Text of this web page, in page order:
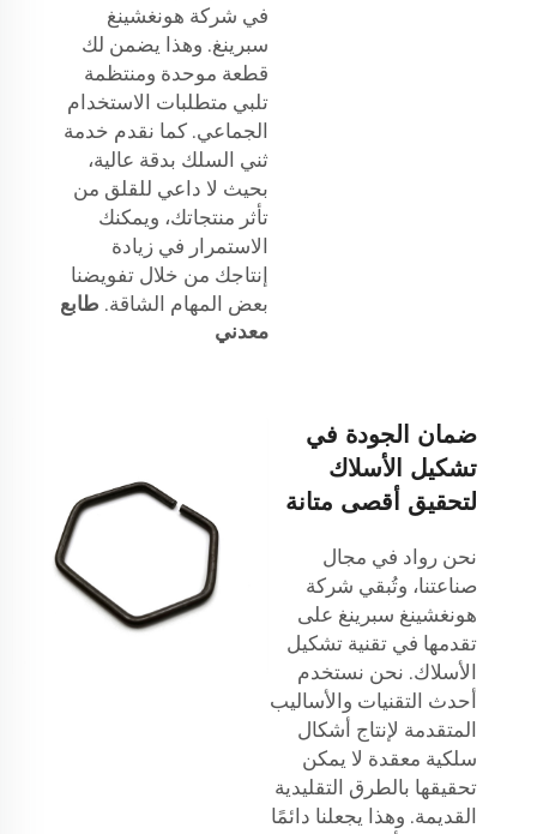
في شركة هونغشينغ
سبرينغ. وهذا يضمن لك
قطعة موحدة ومنتظمة
تلبي متطلبات الاستخدام
الجماعي. كما نقدم خدمة
ثني السلك بدقة عالية،
بحيث لا داعي للقلق من
تأثر منتجاتك، ويمكنك
الاستمرار في زيادة
إنتاجك من خلال تفويضنا
بعض المهام الشاقة. طابع
معدني
ضمان الجودة في
تشكيل الأسلاك
لتحقيق أقصى متانة
نحن رواد في مجال
صناعتنا، وتُبقي شركة
هونغشينغ سبرينغ على
تقدمها في تقنية تشكيل
الأسلاك. نحن نستخدم
أحدث التقنيات والأساليب
المتقدمة لإنتاج أشكال
سلكية معقدة لا يمكن
تحقيقها بالطرق التقليدية
القديمة. وهذا يجعلنا دائمًا